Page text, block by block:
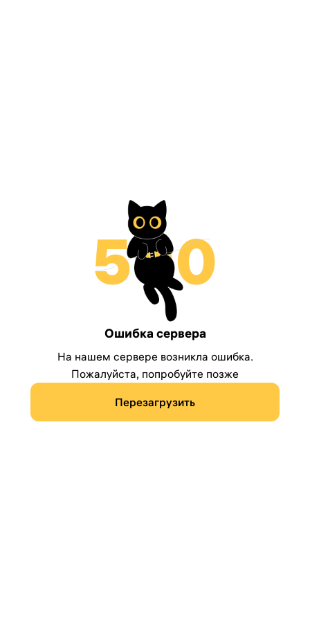
Ошибка сервера
На нашем сервере возникла ошибка.
Пожалуйста, попробуйте позже
Перезагрузить